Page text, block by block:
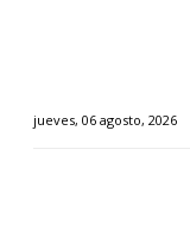
jueves, 06 agosto, 2026